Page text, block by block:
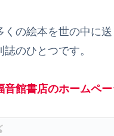
の絵本を世の中に送
誌のひとつです。
音館書店のホームペ